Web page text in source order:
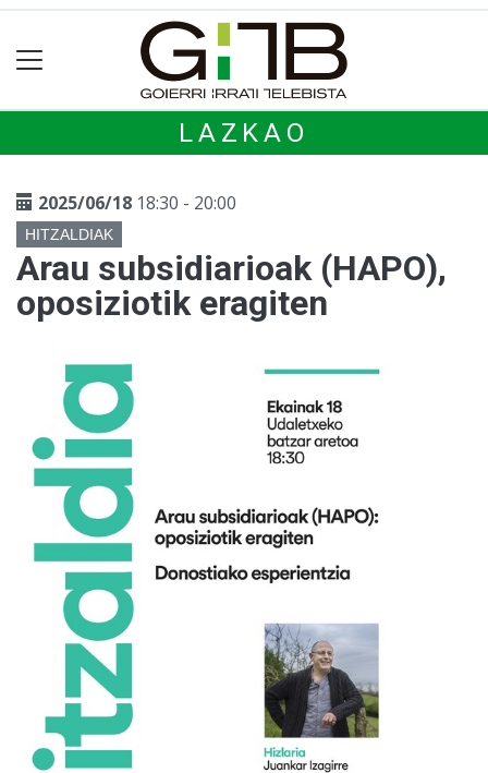
LAZKAO
2025/06/18 18:30 - 20:00
HITZALDIAK
Arau subsidiarioak (HAPO),
oposiziotik eragiten